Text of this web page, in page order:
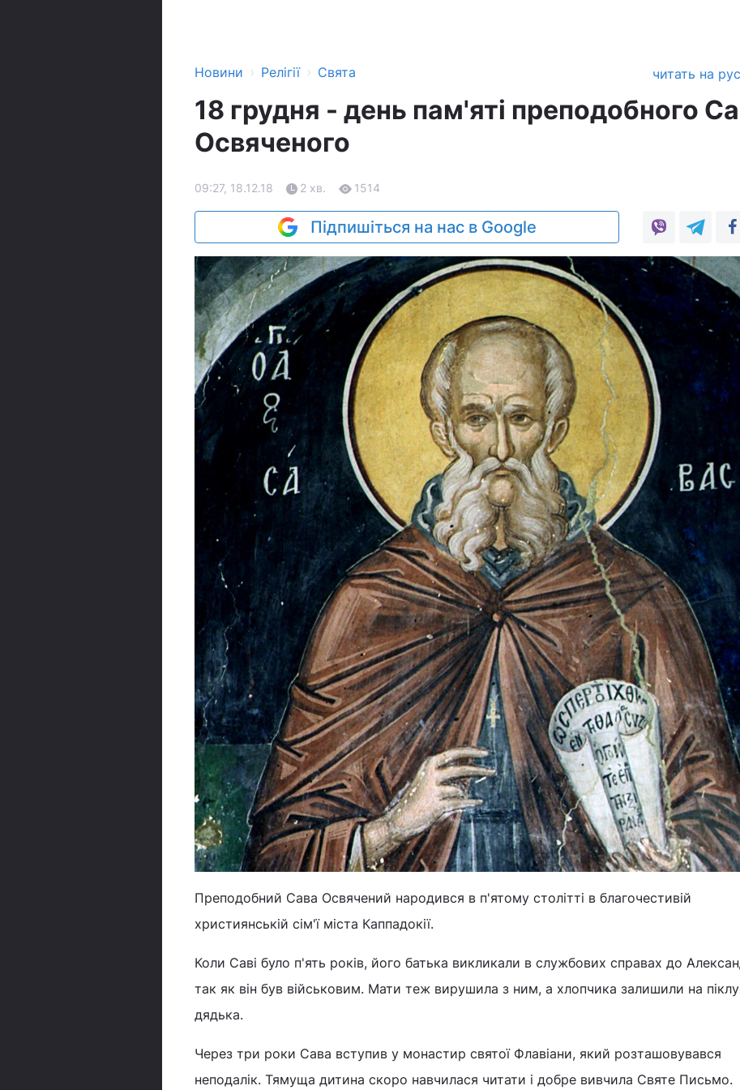
Новини › Релігії › Свята читать на
18 грудня - день пам'яті преподобного
Освяченого
09:27, 18.12.18 2 хв. 1514
Підпишіться на нас в Google
Преподобний Сава Освячений народився в п'ятому столітті в благочестивій
християнській сім'ї міста Каппадокії.
Коли Саві було п'ять років, його батька викликали в службових справах до
так як він був військовим. Мати теж вирушила з ним, а хлопчика залишили на
дядька.
Через три роки Сава вступив у монастир святої Флавіани, який розташовувався
неподалік. Тямуща дитина скоро навчилася читати і добре вивчила Святе Письмо.